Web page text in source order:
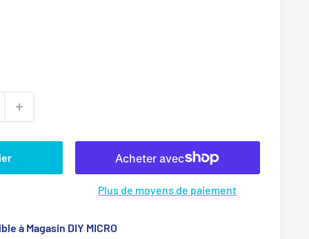
Plus de moyens de paiement
à Magasin DIY MICRO